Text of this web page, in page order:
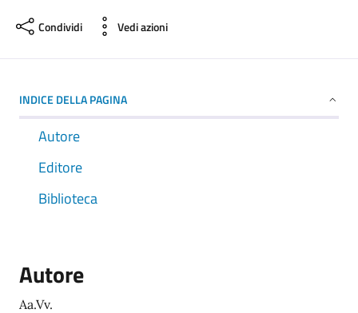
Condividi Vedi azioni
INDICE DELLA PAGINA
Autore
Editore
Biblioteca
Autore
Aa.Vv.